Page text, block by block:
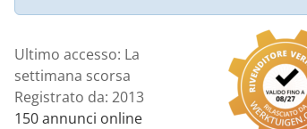
Ultimo accesso: La
settimana scorsa
Registrato da: 2013
150 annunci online